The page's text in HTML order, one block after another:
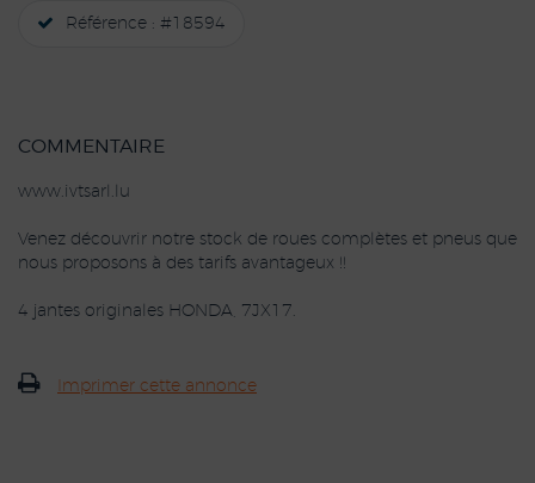
Référence : #18594
COMMENTAIRE
www.ivtsarl.lu
Venez découvrir notre stock de roues complètes et pneus que
nous proposons à des tarifs avantageux !!
4 jantes originales HONDA, 7JX17.
Imprimer cette annonce